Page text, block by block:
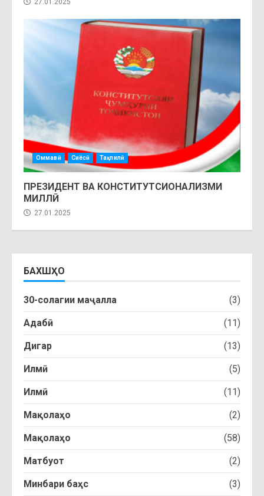
27.01.2025
Оммавӣ Сиёсӣ Таҳлилӣ
ПРЕЗИДЕНТ ВА КОНСТИТУТСИОНАЛИЗМИ
МИЛЛӢ
27.01.2025
БАХШҲО
30-солагии маҷалла (3)
Адабӣ (11)
Дигар (13)
Илмӣ (5)
Илмӣ (11)
Мақолаҳо (2)
Мақолаҳо (58)
Матбуот (2)
Минбари баҳс (3)